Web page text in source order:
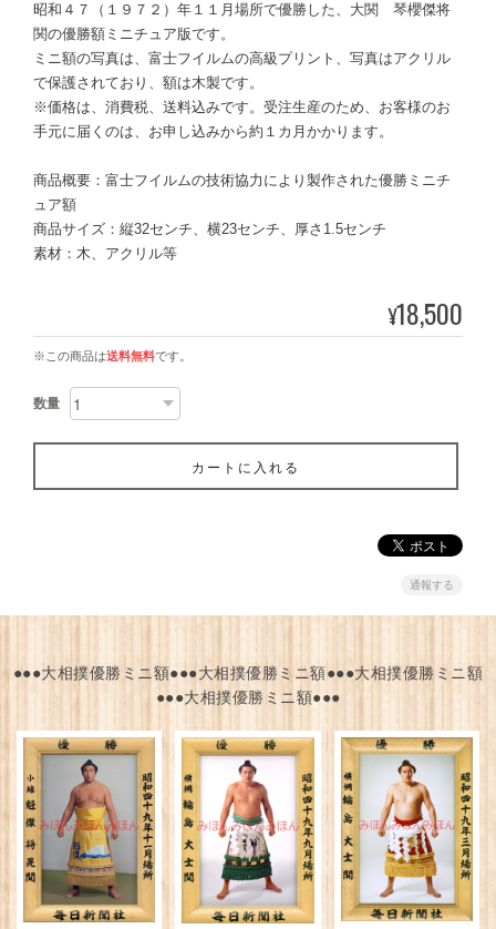
昭和４７（１９７２）年１１月場所で優勝した、大関 琴櫻傑将
関の優勝額ミニチュア版です。
ミニ額の写真は、富士フイルムの高級プリント、写真はアクリル
で保護されており、額は木製です。
※価格は、消費税、送料込みです。受注生産のため、お客様のお
手元に届くのは、お申し込みから約１カ月かかります。
商品概要：富士フイルムの技術協力により製作された優勝ミニチ
ュア額
商品サイズ：縦32センチ、横23センチ、厚さ1.5センチ
素材：木、アクリル等
¥18,500
※この商品は送料無料です。
数量
カートに入れる
通報する
●●●大相撲優勝ミニ額●●●大相撲優勝ミニ額●●●大相撲優勝ミニ額
●●●大相撲優勝ミニ額●●●